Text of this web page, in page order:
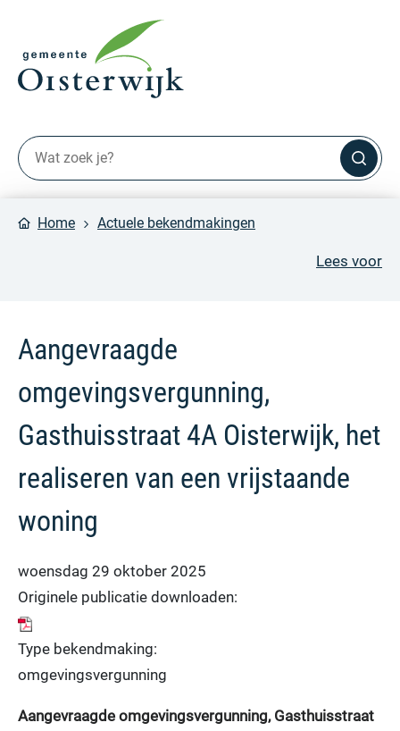
Home Actuele bekendmakingen
Lees voor
Aangevraagde
omgevingsvergunning,
Gasthuisstraat 4A Oisterwijk, het
realiseren van een vrijstaande
woning
woensdag 29 oktober 2025
Originele publicatie downloaden:
Type bekendmaking:
omgevingsvergunning
Aangevraagde omgevingsvergunning, Gasthuisstraat